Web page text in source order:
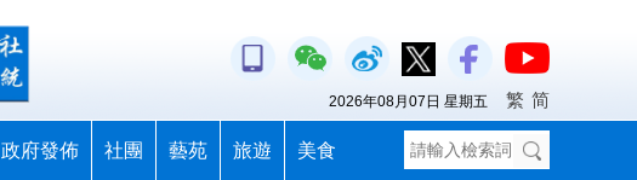
政府發佈 社團 藝苑 旅遊 美食
2026年08月07日 星期五 繁 简